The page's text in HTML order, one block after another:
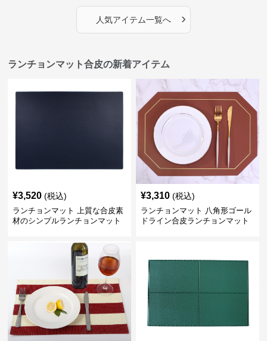
トセール皆様に良さを知ってほ
しい～ ～緊急300円引き～人気アイテム一覧へ ›
ランチョンマット合皮の新着アイテム
¥3,520 (税込)
ランチョンマット 上質な合皮素
材のシンプルランチョンマット
¥3,310 (税込)
ランチョンマット 八角形ゴール
ドライン合皮ランチョンマット